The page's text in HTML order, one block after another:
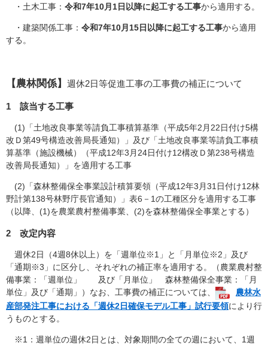
・土木工事： 令和7年10月1日以降に起工する工事から適用する。
・建築関係工事： 令和7年10月15日以降に起工する工事から適用
する。
【農林関係】 週休2日等促進工事の工事費の補正について
1 該当する工事
(1)「土地改良事業等請負工事積算基準（平成5年2月22日付け5構
改Ｄ第49号構造改善局長通知）」及び「土地改良事業等請負工事積
算基準（施設機械）（平成12年3月24日付け12構改Ｄ第238号構造
改善局長通知）」を適用する工事
(2)「森林整備保全事業設計積算要領（平成12年3月31日付け12林
野計第138号林野庁長官通知）」表6－1の工種区分を適用する工事
（以降、(1)を農業農村整備事業、(2)を森林整備保全事業とする）
2 改定内容
週休2日（4週8休以上）を「週単位※1」と「月単位※2」及び
「通期※3」に区分し、それぞれの補正率を適用する。（農業農村整
備事業：「週単位」 及び「月単位」 森林整備保全事業：「月
単位」及び「通期」）なお、工事費の補正については、
農林水
産部発注工事における「週休2日確保モデル工事」試行要領により行
うものとする。
※1：週単位の週休2日とは、対象期間の全ての週において、1週